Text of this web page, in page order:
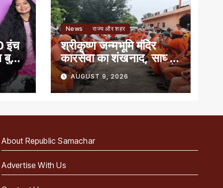
इंच
बुक
News राज्य और शहर
श्रीकृष्ण जन्मभूमि मंदिर
कारसेवा का शंखनाद, साध्वी
ऋतंभरा समेत 12 साधु-संतों
को रेड नोटिस
AUGUST 9, 2026
About Republic Samachar
Advertise With Us